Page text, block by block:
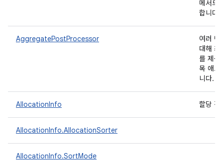
메서드
합니다.
AggregatePostProcessor
여러 반
대해 최
를 제공
목 애그
니다.
AllocationInfo 할당 정
AllocationInfo.AllocationSorter
AllocationInfo.SortMode